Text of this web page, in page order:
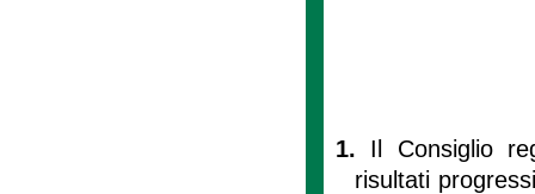
1. Il Consiglio
risultati